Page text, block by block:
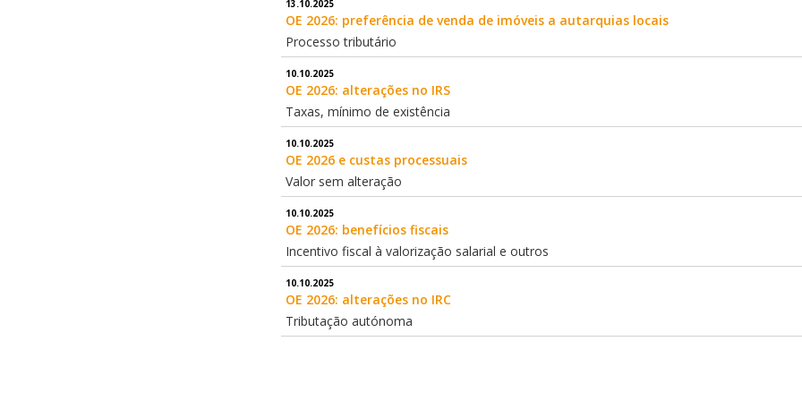
13.10.2025
OE 2026: preferência de venda de imóveis a autarquias locais
Processo tributário
10.10.2025
OE 2026: alterações no IRS
Taxas, mínimo de existência
10.10.2025
OE 2026 e custas processuais
Valor sem alteração
10.10.2025
OE 2026: benefícios fiscais
Incentivo fiscal à valorização salarial e outros
10.10.2025
OE 2026: alterações no IRC
Tributação autónoma